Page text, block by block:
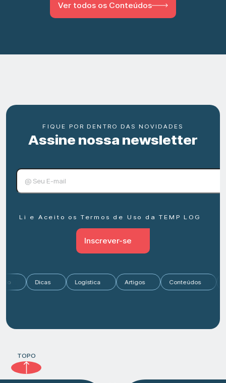
Ver todos os Conteúdos
FIQUE POR DENTRO DAS NOVIDADES
Assine nossa newsletter
Li e Aceito os Termos de Uso da TEMP LOG
Inscrever-se
Mercado Dicas Logística Artigos Conteúdos
TOPO